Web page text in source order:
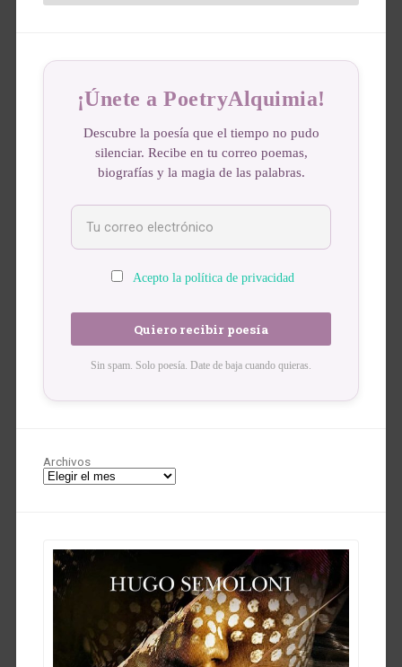
¡Únete a PoetryAlquimia!
Descubre la poesía que el tiempo no pudo
silenciar. Recibe en tu correo poemas,
biografías y la magia de las palabras.
Acepto la política de privacidad
Sin spam. Solo poesía. Date de baja cuando quieras.
Archivos